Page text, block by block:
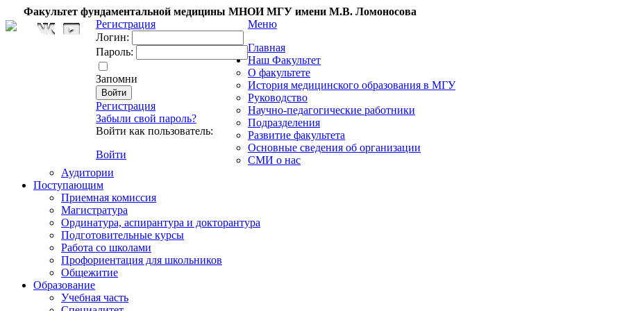
Факультет фундаментальной медицины МНОИ МГУ имени М.В. Ломоносова
Регистрация
Логин:
Пароль:
Запомни
Регистрация
Забыли свой пароль?
Войти как пользователь:
Войти
Меню
Главная
Наш Факультет
О факультете
История медицинского образования в МГУ
Руководство
Научно-педагогические работники
Подразделения
Развитие факультета
Основные сведения об организации
СМИ о нас
Аудитории
Поступающим
Приемная комиссия
Магистратура
Ординатура, аспирантура и докторантура
Подготовительные курсы
Работа со школами
Профориентация для школьников
Общежитие
Образование
Учебная часть